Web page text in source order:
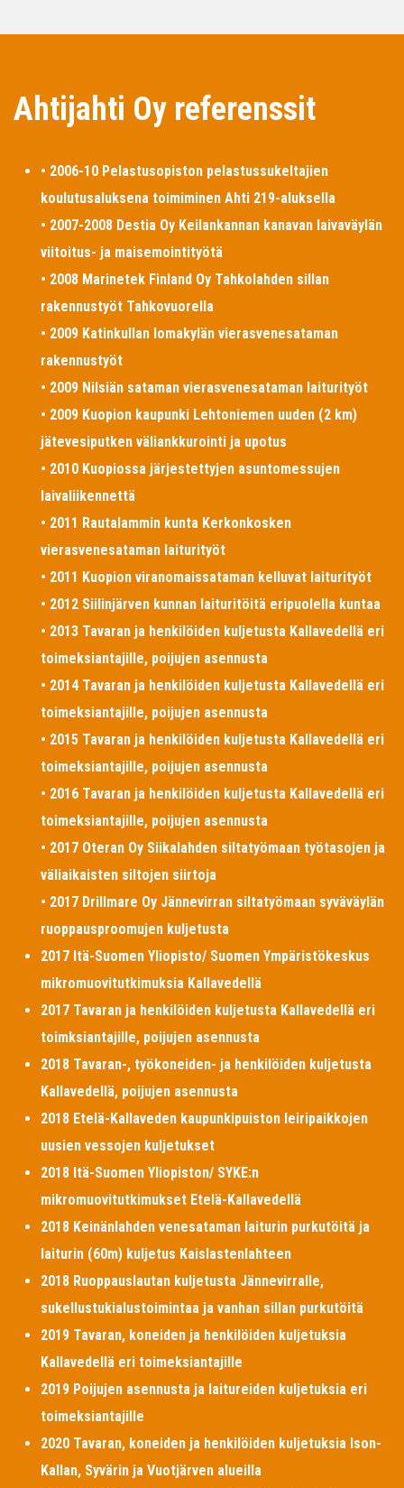
Ahtijahti Oy referenssit
• 2006-10 Pelastusopiston pelastussukeltajien
koulutusaluksena toimiminen Ahti 219-aluksella
• 2007-2008 Destia Oy Keilankannan kanavan laivaväylän
viitoitus- ja maisemointityötä
• 2008 Marinetek Finland Oy Tahkolahden sillan
rakennustyöt Tahkovuorella
• 2009 Katinkullan lomakylän vierasvenesataman
rakennustyöt
• 2009 Nilsiän sataman vierasvenesataman laiturityöt
• 2009 Kuopion kaupunki Lehtoniemen uuden (2 km)
jätevesiputken väliankkurointi ja upotus
• 2010 Kuopiossa järjestettyjen asuntomessujen
laivaliikennettä
• 2011 Rautalammin kunta Kerkonkosken
vierasvenesataman laiturityöt
• 2011 Kuopion viranomaissataman kelluvat laiturityöt
• 2012 Siilinjärven kunnan laituritöitä eripuolella kuntaa
• 2013 Tavaran ja henkilöiden kuljetusta Kallavedellä eri
toimeksiantajille, poijujen asennusta
• 2014 Tavaran ja henkilöiden kuljetusta Kallavedellä eri
toimeksiantajille, poijujen asennusta
• 2015 Tavaran ja henkilöiden kuljetusta Kallavedellä eri
toimeksiantajille, poijujen asennusta
• 2016 Tavaran ja henkilöiden kuljetusta Kallavedellä eri
toimeksiantajille, poijujen asennusta
• 2017 Oteran Oy Siikalahden siltatyömaan työtasojen ja
väliaikaisten siltojen siirtoja
• 2017 Drillmare Oy Jännevirran siltatyömaan syväväylän
ruoppausproomujen kuljetusta
2017 Itä-Suomen Yliopisto/ Suomen Ympäristökeskus
mikromuovitutkimuksia Kallavedellä
2017 Tavaran ja henkilöiden kuljetusta Kallavedellä eri
toimksiantajille, poijujen asennusta
2018 Tavaran-, työkoneiden- ja henkilöiden kuljetusta
Kallavedellä, poijujen asennusta
2018 Etelä-Kallaveden kaupunkipuiston leiripaikkojen
uusien vessojen kuljetukset
2018 Itä-Suomen Yliopiston/ SYKE:n
mikromuovitutkimukset Etelä-Kallavedellä
2018 Keinänlahden venesataman laiturin purkutöitä ja
laiturin (60m) kuljetus Kaislastenlahteen
2018 Ruoppauslautan kuljetusta Jännevirralle,
sukellustukialustoimintaa ja vanhan sillan purkutöitä
2019 Tavaran, koneiden ja henkilöiden kuljetuksia
Kallavedellä eri toimeksiantajille
2019 Poijujen asennusta ja laitureiden kuljetuksia eri
toimeksiantajille
2020 Tavaran, koneiden ja henkilöiden kuljetuksia Ison-
Kallan, Syvärin ja Vuotjärven alueilla